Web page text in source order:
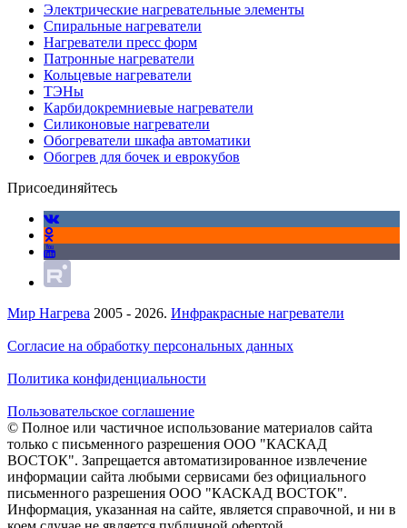
Электрические нагревательные элементы
Спиральные нагреватели
Нагреватели пресс форм
Патронные нагреватели
Кольцевые нагреватели
ТЭНы
Карбидокремниевые нагреватели
Силиконовые нагреватели
Обогреватели шкафа автоматики
Обогрев для бочек и еврокубов
Присоединяйтесь
Мир Нагрева 2005 - 2026. Инфракрасные нагреватели
Согласие на обработку персональных данных
Политика конфиденциальности
Пользовательское соглашение
© Полное или частичное использование материалов сайта
только с письменного разрешения ООО "КАСКАД
ВОСТОК". Запрещается автоматизированное извлечение
информации сайта любыми сервисами без официального
письменного разрешения ООО "КАСКАД ВОСТОК".
Информация, указанная на сайте, является справочной, и ни в